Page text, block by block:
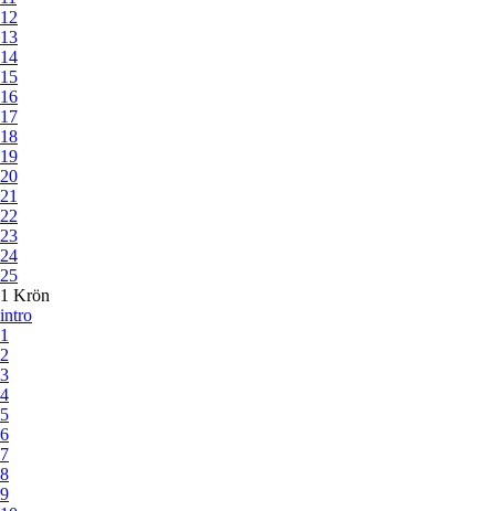
12
13
14
15
16
17
18
19
20
21
22
23
24
25
1 Krön
intro
1
2
3
4
5
6
7
8
9